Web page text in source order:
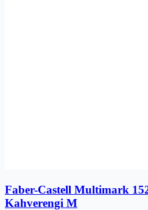
Faber-Castell Multimark
Kahverengi M